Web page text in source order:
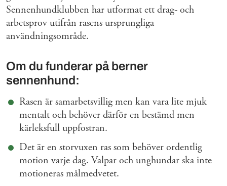
Sennenhundklubben har utformat ett drag- och
arbetsprov utifrån rasens ursprungliga
användningsområde.
Om du funderar på berner
sennenhund:
Rasen är samarbetsvillig men kan vara lite mjuk
mentalt och behöver därför en bestämd men
kärleksfull uppfostran.
Det är en storvuxen ras som behöver ordentlig
motion varje dag. Valpar och unghundar ska inte
motioneras målmedvetet.